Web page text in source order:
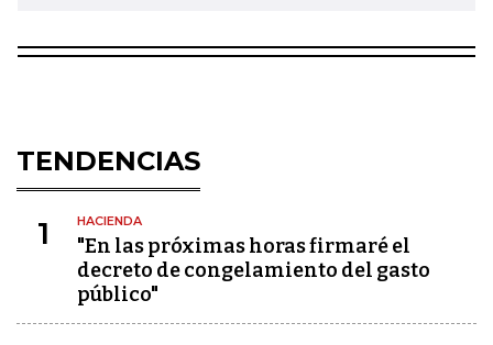
TENDENCIAS
1 HACIENDA
"En las próximas horas firmaré el
decreto de congelamiento del gasto
público"